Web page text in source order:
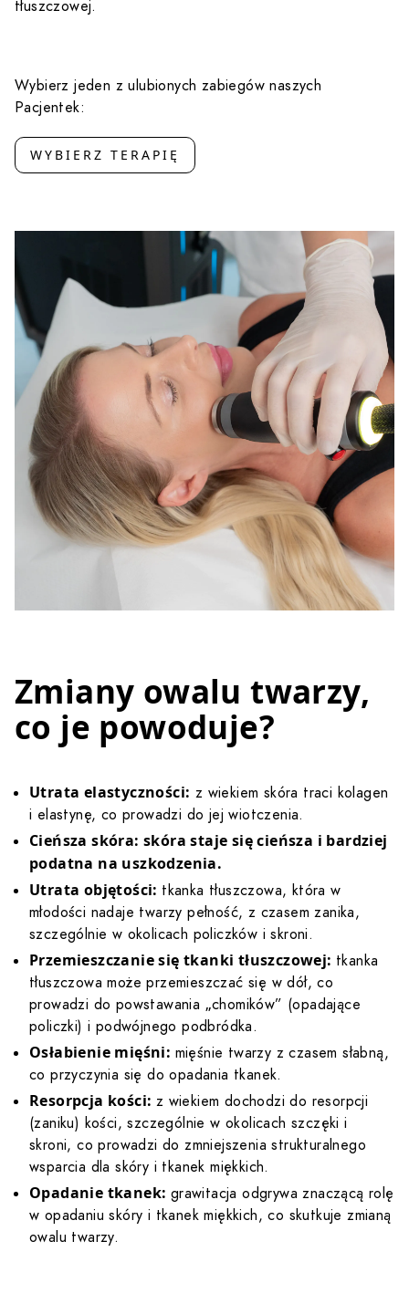
tłuszczowej.
Wybierz jeden z ulubionych zabiegów naszych
Pacjentek:
WYBIERZ TERAPIĘ
Zmiany owalu twarzy,
co je powoduje?
Utrata elastyczności: z wiekiem skóra traci kolagen
i elastynę, co prowadzi do jej wiotczenia.
Cieńsza skóra: skóra staje się cieńsza i bardziej
podatna na uszkodzenia.
Utrata objętości: tkanka tłuszczowa, która w
młodości nadaje twarzy pełność, z czasem zanika,
szczególnie w okolicach policzków i skroni.
Przemieszczanie się tkanki tłuszczowej: tkanka
tłuszczowa może przemieszczać się w dół, co
prowadzi do powstawania „chomików” (opadające
policzki) i podwójnego podbródka.
Osłabienie mięśni: mięśnie twarzy z czasem słabną,
co przyczynia się do opadania tkanek.
Resorpcja kości: z wiekiem dochodzi do resorpcji
(zaniku) kości, szczególnie w okolicach szczęki i
skroni, co prowadzi do zmniejszenia strukturalnego
wsparcia dla skóry i tkanek miękkich.
Opadanie tkanek: grawitacja odgrywa znaczącą rolę
w opadaniu skóry i tkanek miękkich, co skutkuje zmianą
owalu twarzy.